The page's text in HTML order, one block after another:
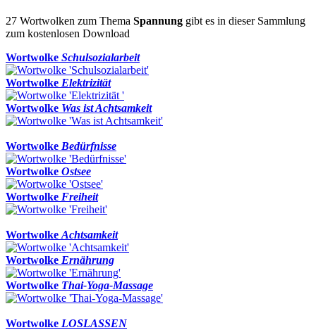
27 Wortwolken zum Thema Spannung gibt es in dieser Sammlung
zum kostenlosen Download
Wortwolke Schulsozialarbeit
Wortwolke Elektrizität
Wortwolke Was ist Achtsamkeit
Wortwolke Bedürfnisse
Wortwolke Ostsee
Wortwolke Freiheit
Wortwolke Achtsamkeit
Wortwolke Ernährung
Wortwolke Thai-Yoga-Massage
Wortwolke LOSLASSEN